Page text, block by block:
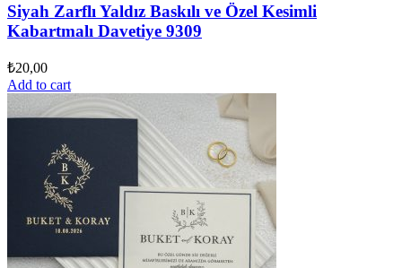
Siyah Zarflı Yaldız Baskılı ve Özel Kesimli
Kabartmalı Davetiye 9309
₺20,00
Add to cart